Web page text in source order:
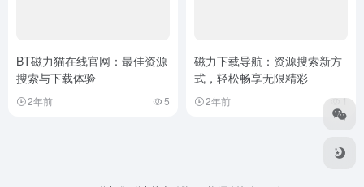
BT磁力猫在线官网：最佳资源
搜索与下载体验
2年前 5
磁力下载导航：资源搜索新方
式，轻松畅享无限精彩
2年前 1